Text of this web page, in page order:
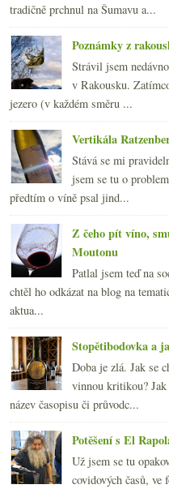
tradičně prchnul na Šumavu a...
Poznámky z
Strávil jsem
v Rakousku.
jezero (v každém směru ...
Vertikála
Stává se mi
jsem se tu o
předtím o víně psal jind...
Z čeho pít víno,
Moutonu
Patlal jsem teď na
chtěl ho odkázat na blog na
aktua...
Stopětibodovka a
Doba je zlá. Jak se
vinnou kritikou?
název časopisu či průvodc...
Potěšení s El
Už jsem se tu
covidových časů,